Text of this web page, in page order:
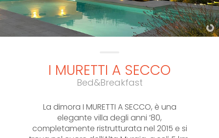
I MURETTI A SECCO
Bed&Breakfast
La dimora I MURETTI A SECCO, è una
elegante villa degli anni ’80,
completamente ristrutturata nel 2015 e si